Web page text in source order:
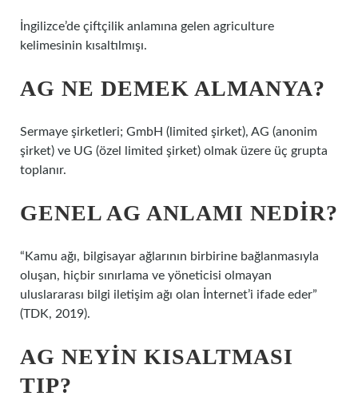
İngilizce’de çiftçilik anlamına gelen agriculture
kelimesinin kısaltılmışı.
AG NE DEMEK ALMANYA?
Sermaye şirketleri; GmbH (limited şirket), AG (anonim
şirket) ve UG (özel limited şirket) olmak üzere üç grupta
toplanır.
GENEL AG ANLAMI NEDIR?
“Kamu ağı, bilgisayar ağlarının birbirine bağlanmasıyla
oluşan, hiçbir sınırlama ve yöneticisi olmayan
uluslararası bilgi iletişim ağı olan İnternet’i ifade eder”
(TDK, 2019).
AG NEYIN KISALTMASI
TIP?